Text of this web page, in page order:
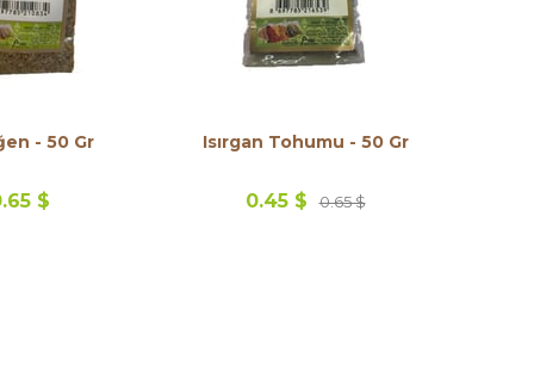
- 50 Gr
$
Isırgan Tohumu - 50 Gr
0.45 $ 0.65 $